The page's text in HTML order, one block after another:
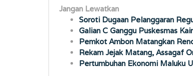
Jangan Lewatkan
Soroti Dugaan Pelanggaran
Galian C Ganggu Puskesmas
Pemkot Ambon Matangkan
Rekam Jejak Matang, Assagaf
Pertumbuhan Ekonomi Maluku